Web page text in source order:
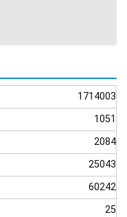
1714003
1051
2084
25043
60242
25